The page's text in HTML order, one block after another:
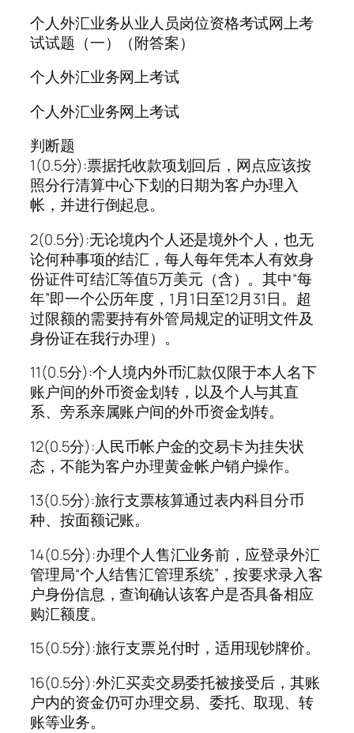
个人外汇业务从业人员岗位资格考试网上考
试试题（一）（附答案）
个人外汇业务网上考试
个人外汇业务网上考试
判断题
1(0.5分):票据托收款项划回后，网点应该按
照分行清算中心下划的日期为客户办理入
帐，并进行倒起息。
2(0.5分):无论境内个人还是境外个人，也无
论何种事项的结汇，每人每年凭本人有效身
份证件可结汇等值5万美元（含）。其中“每
年”即一个公历年度，1月1日至12月31日。超
过限额的需要持有外管局规定的证明文件及
身份证在我行办理）。
11(0.5分):个人境内外币汇款仅限于本人名下
账户间的外币资金划转，以及个人与其直
系、旁系亲属账户间的外币资金划转。
12(0.5分):人民币帐户金的交易卡为挂失状
态，不能为客户办理黄金帐户销户操作。
13(0.5分):旅行支票核算通过表内科目分币
种、按面额记账。
14(0.5分):办理个人售汇业务前，应登录外汇
管理局“个人结售汇管理系统”，按要求录入客
户身份信息，查询确认该客户是否具备相应
购汇额度。
15(0.5分):旅行支票兑付时，适用现钞牌价。
16(0.5分):外汇买卖交易委托被接受后，其账
户内的资金仍可办理交易、委托、取现、转
账等业务。